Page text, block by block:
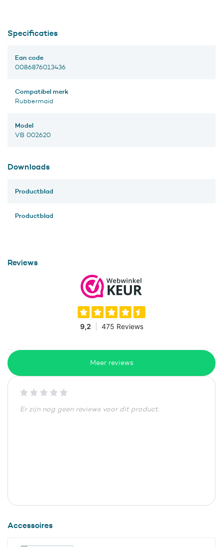
Specificaties
Ean code
0086876013436
Compatibel merk
Rubbermaid
Model
VB 002620
Downloads
Productblad
Productblad
Reviews
Meer reviews
Er zijn nog geen reviews voor dit product.
Accessoires